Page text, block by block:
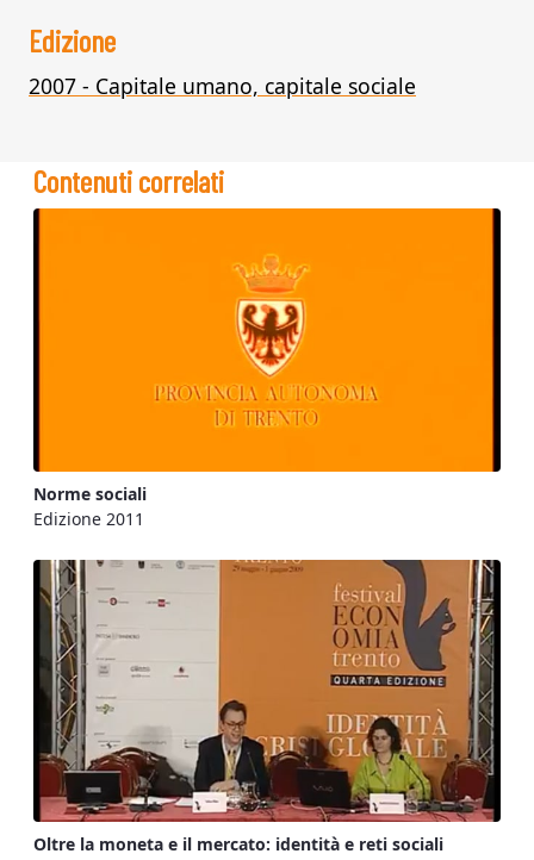
Edizione
2007 - Capitale umano, capitale sociale
Contenuti correlati
Norme sociali
Edizione 2011
Oltre la moneta e il mercato: identità e reti sociali